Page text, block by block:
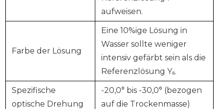
aufweisen.
Farbe der Lösung
Eine 10%ige Lösung in
Wasser sollte weniger
intensiv gefärbt sein als die
Referenzlösung Y₆.
Spezifische
optische Drehung
-20,0° bis -30,0° (bezogen
auf die Trockenmasse)